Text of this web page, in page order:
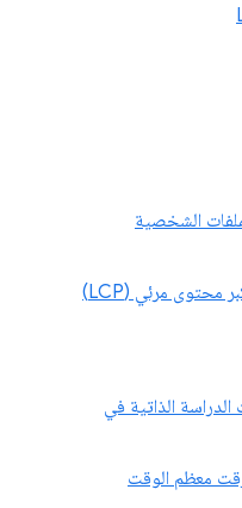
الشخصية
إتاحة بيانات حقل "سرعة عرض أكبر محتوى مرئي (LCP)
الذاتية في
معظم الوقت